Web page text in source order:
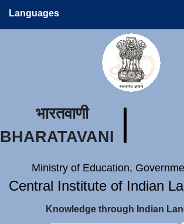
Languages
भारतवाणी
BHARATAVANI
Ministry of Education,
Central Institute of Indian
Knowledge through Indian